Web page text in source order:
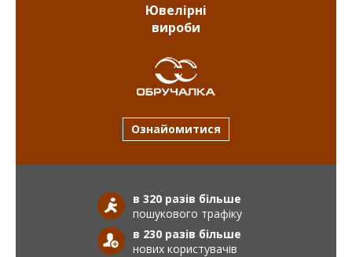
Ювелірні
вироби
Ознайомитися
в 320 разів більше
пошукового трафіку
в 230 разів більше
нових користувачів